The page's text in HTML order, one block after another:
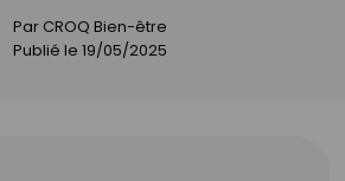
Par CROQ Bien-être
Publié le 19/05/2025